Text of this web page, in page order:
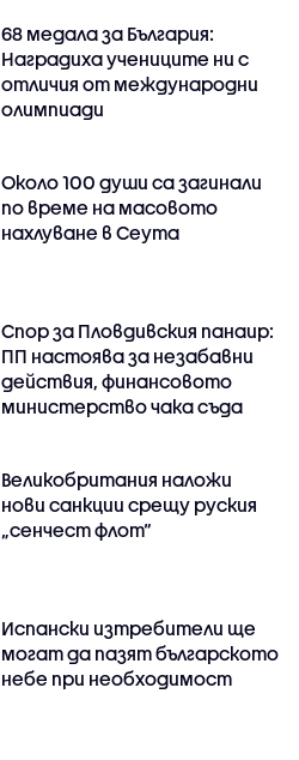
68 медала за България:
Наградиха учениците ни с
отличия от международни
олимпиади
Около 100 души са загинали
по време на масовото
нахлуване в Сеута
Спор за Пловдивския панаир:
ПП настоява за незабавни
действия, финансовото
министерство чака съда
Великобритания наложи
нови санкции срещу руския
„сенчест флот“
Испански изтребители ще
могат да пазят българското
небе при необходимост